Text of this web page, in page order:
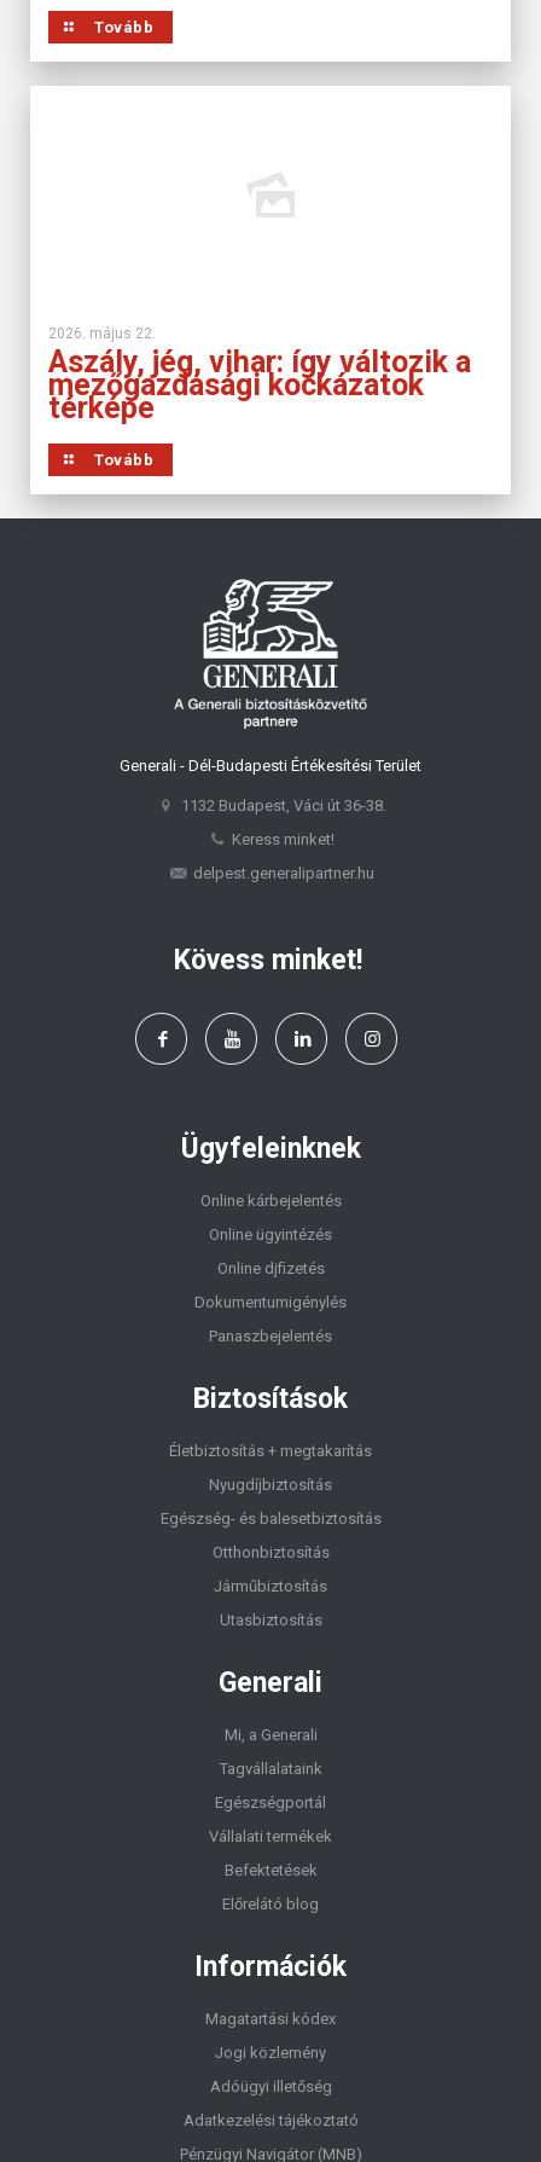
Tovább
2026. május 22.
Aszály, jég, vihar: így változik a
mezőgazdasági kockázatok
térképe
Tovább
Generali - Dél-Budapesti Értékesítési Terület
1132 Budapest, Váci út 36-38.
Keress minket!
delpest.generalipartner.hu
Kövess minket!
Ügyfeleinknek
Online kárbejelentés
Online ügyintézés
Online djfizetés
Dokumentumigénylés
Panaszbejelentés
Biztosítások
Életbiztosítás + megtakarítás
Nyugdíjbiztosítás
Egészség- és balesetbiztosítás
Otthonbiztosítás
Járműbiztosítás
Utasbiztosítás
Generali
Mi, a Generali
Tagvállalataink
Egészségportál
Vállalati termékek
Befektetések
Előrelátó blog
Információk
Magatartási kódex
Jogi közlemény
Adóügyi illetőség
Adatkezelési tájékoztató
Pénzügyi Navigátor (MNB)